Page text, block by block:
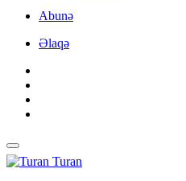
Abunə
Əlaqə
Turan